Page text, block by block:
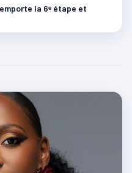
la 6ᵉ étape et